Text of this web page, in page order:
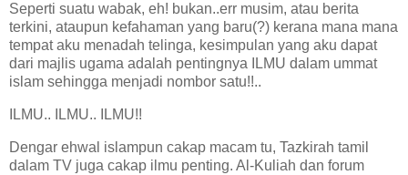
Seperti suatu wabak, eh! bukan..err musim, atau berita
terkini, ataupun kefahaman yang baru(?) kerana mana mana
tempat aku menadah telinga, kesimpulan yang aku dapat
dari majlis ugama adalah pentingnya ILMU dalam ummat
islam sehingga menjadi nombor satu!!..
ILMU.. ILMU.. ILMU!!
Dengar ehwal islampun cakap macam tu, Tazkirah tamil
dalam TV juga cakap ilmu penting. Al-Kuliah dan forum